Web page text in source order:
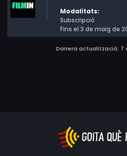
militar israeliana. A través del
diàriament amb la directora
s'encarrega de transmetre les
Modalitats:
Subscripció
Fins el 3 de maig de
Darrera actualització: 7